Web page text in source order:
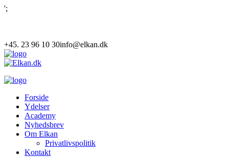
';
+45. 23 96 10 30info@elkan.dk
Forside
Ydelser
Academy
Nyhedsbrev
Om Elkan
Privatlivspolitik
Kontakt